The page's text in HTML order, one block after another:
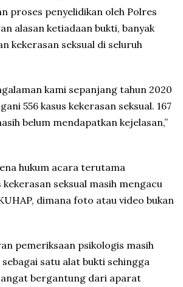
proses penyelidikan oleh Polres
alasan ketiadaan bukti, banyak
kekerasan seksual di seluruh
kami sepanjang tahun 2020
556 kasus kekerasan seksual. 167
belum mendapatkan kejelasan,”
hukum acara terutama
seksual masih mengacu
dimana foto atau video bukan
pemeriksaan psikologis masih
satu alat bukti sehingga
bergantung dari aparat